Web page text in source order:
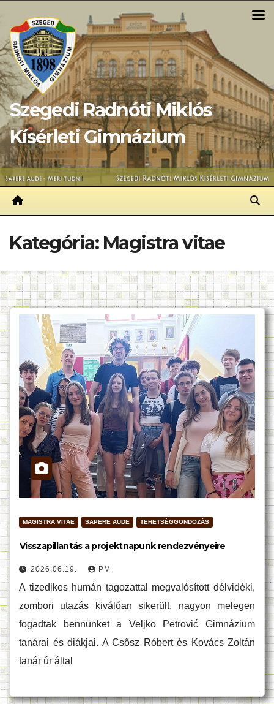
content
Szegedi Radnóti Miklós
Kísérleti Gimnázium
Kategória: Magistra vitae
MAGISTRA VITAE SAPERE AUDE TEHETSÉGGONDOZÁS
Visszapillantás a projektnapunk rendezvényeire
2026.06.19. PM
A tizedikes humán tagozattal megvalósított délvidéki,
zombori utazás kiválóan sikerült, nagyon melegen
fogadtak bennünket a Veljko Petrović Gimnázium
tanárai és diákjai. A Csősz Róbert és Kovács Zoltán
tanár úr által